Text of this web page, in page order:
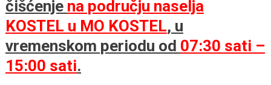
čišćenje na području naselja
KOSTEL u MO KOSTEL, u
vremenskom periodu od 07:30 sati –
15:00 sati.